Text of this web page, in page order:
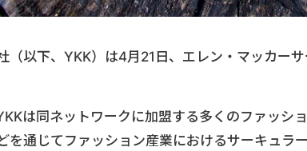
（以下、YKK）は4月21日、エレン・マッカー
は同ネットワークに加盟する多くのファッシ
を通じてファッション産業におけるサーキュラ